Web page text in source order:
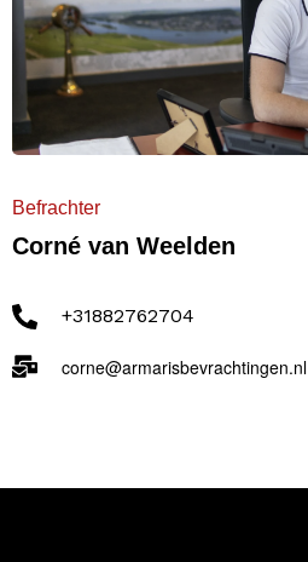
Befrachter
Corné van Weelden
+31882762704
corne@armarisbevrachtingen.nl